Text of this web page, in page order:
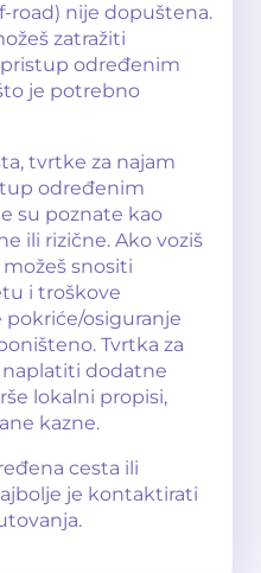
road) nije dopuštena.
zatražiti
određenim
je potrebno
tvrtke za najam
određenim
su poznate kao
ili rizične. Ako voziš
snositi
i troškove
pokriće/osiguranje
Tvrtka za
dodatne
lokalni propisi,
kazne.
cesta ili
je kontaktirati